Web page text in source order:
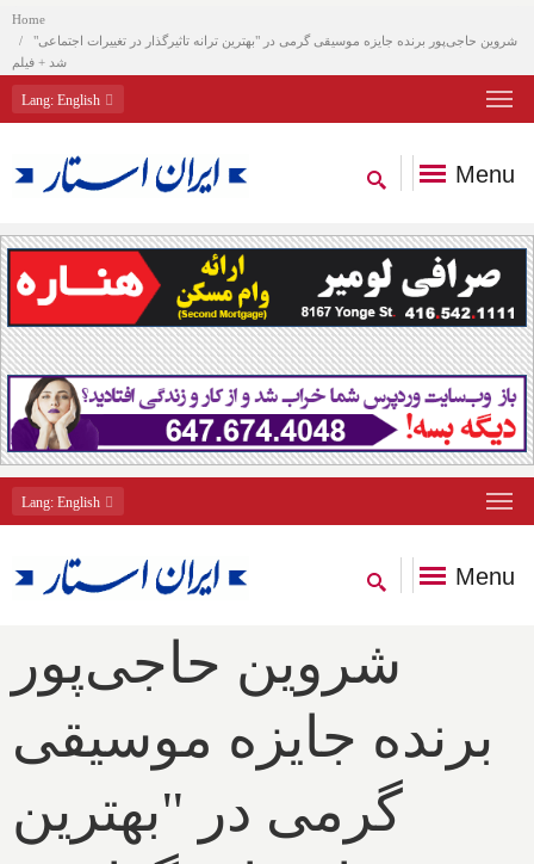
Home
شروین حاجی‌پور برنده جایزه موسیقی گرمی در "بهترین ترانه تاثیرگذار در تغییرات اجتماعی"
شد + فیلم
Lang: English
Menu
Lang: English
Menu
شروین حاجی‌پور
برنده جایزه موسیقی
گرمی در "بهترین